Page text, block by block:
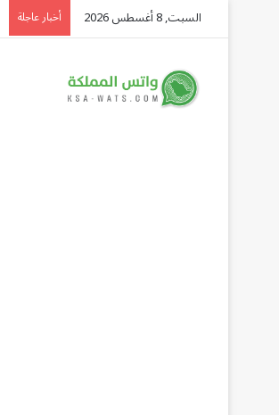
السبت, 8 أغسطس 2026 أخبار عاجلة